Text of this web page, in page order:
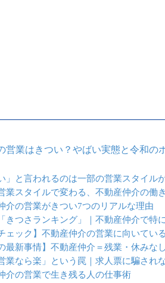
営業はきつい？やばい実態と令和の
」と言われるのは一部の営業スタイル
業スタイルで変わる、不動産仲介の働
介の営業がきつい7つのリアルな理由
きつさランキング」｜不動産仲介で特
ェック】不動産仲介の営業に向いてい
最新事情】不動産仲介＝残業・休みな
業なら楽」という罠｜求人票に騙され
介の営業で生き残る人の仕事術